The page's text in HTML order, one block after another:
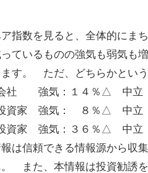
指数を見ると、全体的にま
ているものの強気も弱気も
す。 ただ、どちらかとい
強気：１４％△ 中立
家 強気： ８％△ 中立
家 強気：３６％△ 中立
は信頼できる情報源から収
また、本情報は投資勧誘